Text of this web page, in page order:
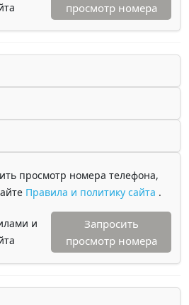
просмотр номера
просмотр номера телефона,
Правила и политику сайта .
и
Запросить
просмотр номера